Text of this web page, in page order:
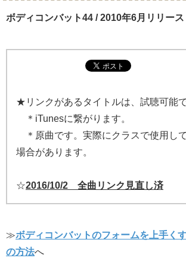
ボディコンバット44 / 2010年6月リリース
★リンクがあるタイトルは、試聴可能
＊iTunesに繋がります。
＊原曲です。実際にクラスで使用し
場合があります。
☆2016/10/2 全曲リンク見直し済
≫ボディコンバットのフォームを上手く
の方法へ